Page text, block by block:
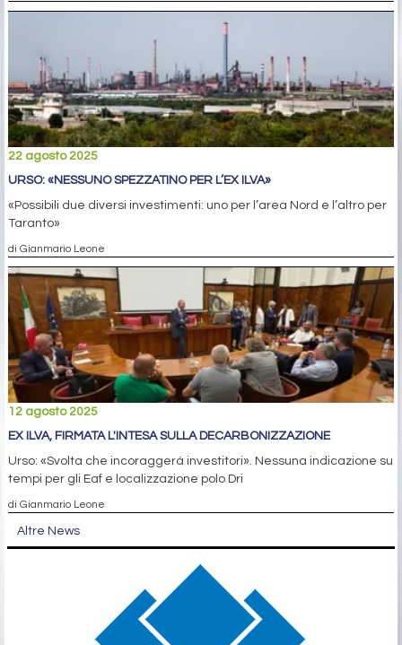
22 agosto 2025
URSO: «NESSUNO SPEZZATINO PER L’EX ILVA»
«Possibili due diversi investimenti: uno per l’area Nord e l’altro per
Taranto»
di Gianmario Leone
12 agosto 2025
EX ILVA, FIRMATA L'INTESA SULLA DECARBONIZZAZIONE
Urso: «Svolta che incoraggerà investitori». Nessuna indicazione su
tempi per gli Eaf e localizzazione polo Dri
di Gianmario Leone
Altre News